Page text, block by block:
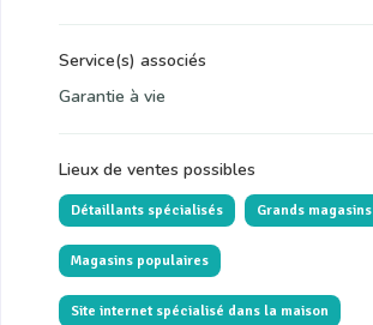
Service(s) associés
Garantie à vie
Lieux de ventes possibles
Détaillants spécialisés Grands magasins
Magasins populaires
Site internet spécialisé dans la maison